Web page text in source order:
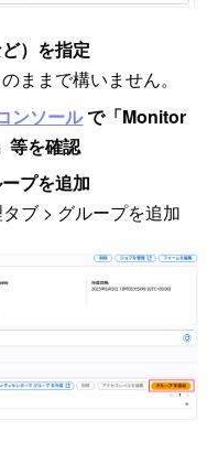
）を指定
ままで構いません。
ンソールで「Monitor
等を確認
プを追加
ブ > グループを追加